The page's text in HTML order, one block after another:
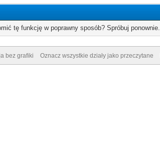
tę funkcję w poprawny sposób? Spróbuj ponownie.
bez grafiki Oznacz wszystkie działy jako przeczytane